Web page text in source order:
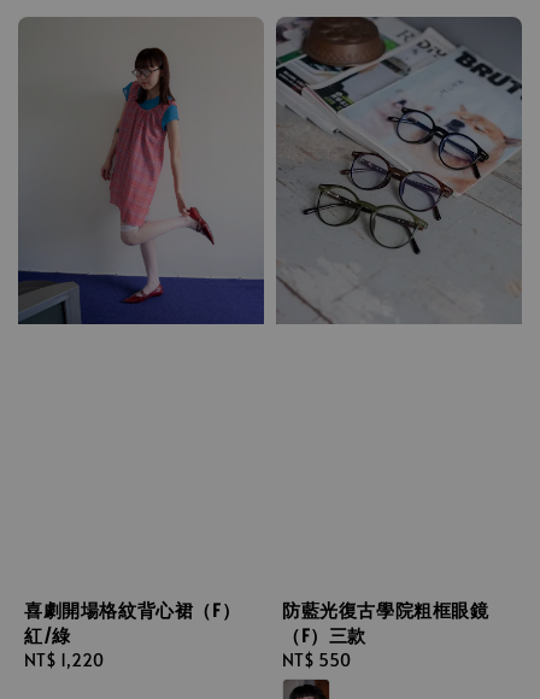
喜劇開場格紋背心裙（F）
紅/綠
Regular
NT$ 1,220
防藍光復古學院粗框眼鏡
（F）三款
Regular
price
NT$ 550